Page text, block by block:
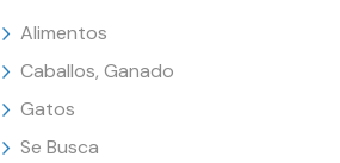
Alimentos
Caballos, Ganado
Gatos
Se Busca